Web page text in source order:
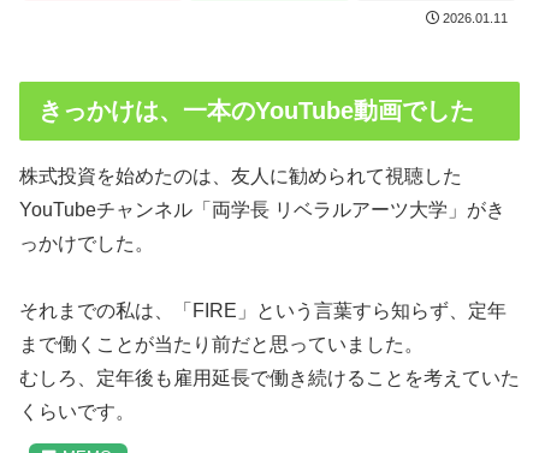
2026.01.11
きっかけは、一本のYouTube動画でした
株式投資を始めたのは、友人に勧められて視聴した
YouTubeチャンネル「両学長 リベラルアーツ大学」がき
っかけでした。
それまでの私は、「FIRE」という言葉すら知らず、定年
まで働くことが当たり前だと思っていました。
むしろ、定年後も雇用延長で働き続けることを考えていた
くらいです。